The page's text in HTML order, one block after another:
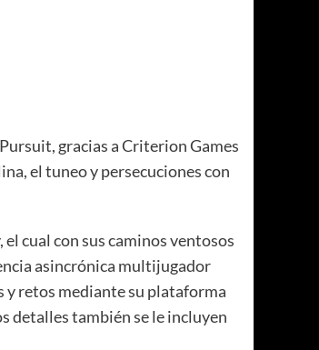
gracias a Criterion Games
el tuneo y persecuciones con
cual con sus caminos ventosos
asincrónica multijugador
y retos mediante su plataforma
detalles también se le incluyen